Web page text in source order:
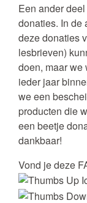
Een ander
donaties. In de
deze donaties
lesbrieven)
doen, maar we
ieder jaar
we een
producten die
een beetje
dankbaar!
Vond je deze